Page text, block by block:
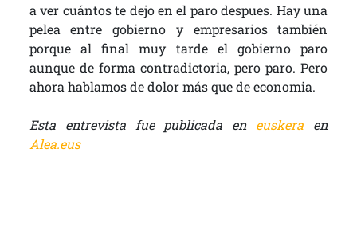
a ver cuántos te dejo en el paro despues. Hay una
pelea entre gobierno y empresarios también
porque al final muy tarde el gobierno paro
aunque de forma contradictoria, pero paro. Pero
ahora hablamos de dolor más que de economia.
Esta entrevista fue publicada en euskera en
Alea.eus